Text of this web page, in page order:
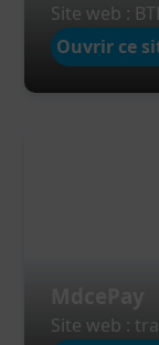
Site web :
Ouvrir ce
Site web :